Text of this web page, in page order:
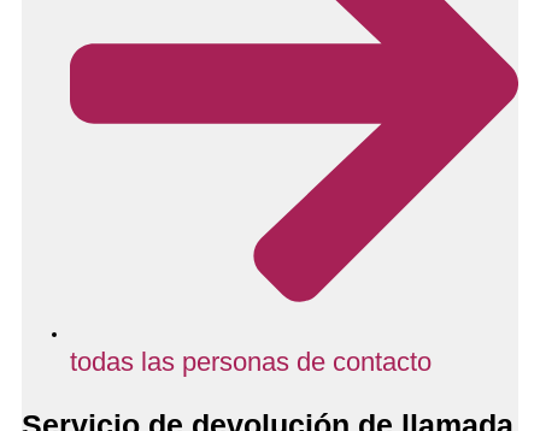
todas las personas de contacto